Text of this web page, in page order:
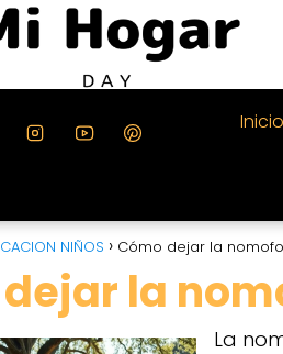
Inicio
NIÑOS Cómo dejar la
la
La